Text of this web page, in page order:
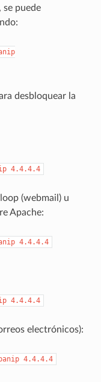
se puede
desbloquear la
4.4.4.4
(webmail) u
Apache:
4.4.4.4
4.4.4.4
electrónicos):
4.4.4.4